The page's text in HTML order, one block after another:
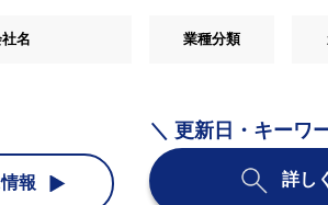
名 業種分類
報
＼ 更新日・キーワ
詳し